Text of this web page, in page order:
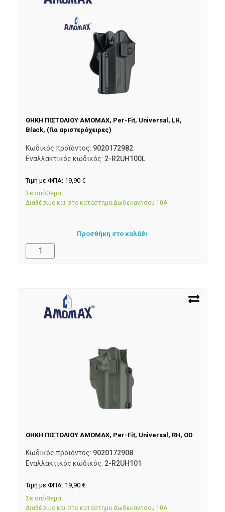
ΘΗΚΗ ΠΙΣΤΟΛΙΟΥ AMOMAX, Per-Fit, Universal, LH,
Black, (Για αριστερόχειρες)
Κωδικός προϊόντος: 9020172982
Εναλλακτικός κωδικός: 2-R2UH100L
Τιμή με ΦΠΑ: 19,90 €
Σε απόθεμα
Διαθέσιμο και στο κατάστημα Δωδεκανήσου 10Α
Προσθήκη στο καλάθι
ΘΗΚΗ ΠΙΣΤΟΛΙΟΥ AMOMAX, Per-Fit, Universal, RH, OD
Κωδικός προϊόντος: 9020172908
Εναλλακτικός κωδικός: 2-R2UH101
Τιμή με ΦΠΑ: 19,90 €
Σε απόθεμα
Διαθέσιμο και στο κατάστημα Δωδεκανήσου 10Α